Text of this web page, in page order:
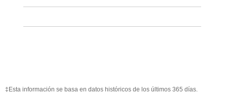
‡Esta información se basa en datos históricos de los últimos 365 días.